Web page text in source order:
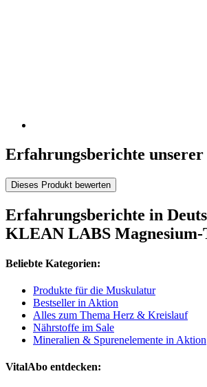
Erfahrungsberichte
Dieses Produkt bewerten
Erfahrungsberichte in
KLEAN LABS Magnesium-
Beliebte Kategorien:
Produkte für die Muskulatur
Bestseller in Aktion
Alles zum Thema Herz & Kreislauf
Nährstoffe im Sale
Mineralien & Spurenelemente in Aktion
VitalAbo entdecken: